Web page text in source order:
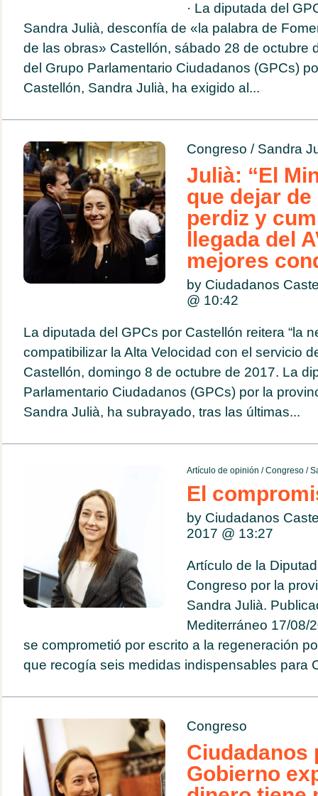
· La diputada del
Sandra Julià, desconfía de «la palabra de
de las obras» Castellón, sábado 28 de octubre
del Grupo Parlamentario Ciudadanos (GPCs)
Castellón, Sandra Julià, ha exigido al...
Congreso / Sandra
Julià: “El
que dejar
perdiz y
llegada del
mejores
by Ciudadanos
@ 10:42
La diputada del GPCs por Castellón reitera “la
compatibilizar la Alta Velocidad con el servicio
Castellón, domingo 8 de octubre de 2017. La
Parlamentario Ciudadanos (GPCs) por la
Sandra Julià, ha subrayado, tras las últimas...
Artículo de opinión /Congreso/
El
by Ciudadanos
2017 @ 13:27
Artículo de la
Congreso por la
Sandra Julià.
Mediterráneo 17/08/
se comprometió por escrito a la regeneración
que recogía seis medidas indispensables para
Congreso
Ciudadanos
Gobierno